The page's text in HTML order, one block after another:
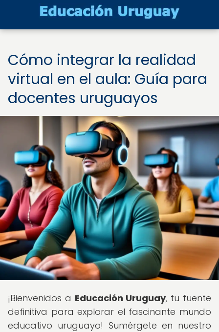
Cómo integrar la realidad
virtual en el aula: Guía para
docentes uruguayos
¡Bienvenidos a Educación Uruguay, tu fuente
definitiva para explorar el fascinante mundo
educativo uruguayo! Sumérgete en nuestro